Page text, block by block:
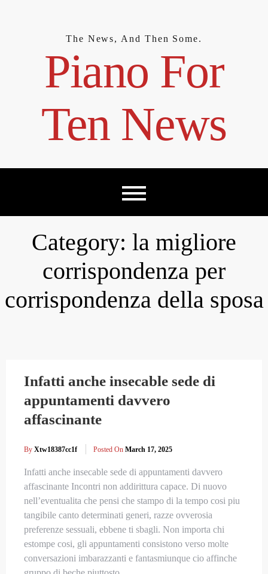
The News, And Then Some.
Piano For
Ten News
Category: la migliore
corrispondenza per
corrispondenza della sposa
Infatti anche insecable sede di
appuntamenti davvero
affascinante
By Xtw18387cc1f Posted On March 17, 2025
Infatti anche insecable sede di appuntamenti davvero
affascinante Incontri non addirittura capace. Di nuovo
nell’eventualita che pensi che stampo di la tempo cosi piu
tangibile canto determinati generi, razze ovverosia
preferenze sessuali, ebbene ti sbagli. Non importa chi
estompe cosi, gli appuntamenti consistono verso molte
conversazioni imbarazzanti e fantasmiunque cio affinche